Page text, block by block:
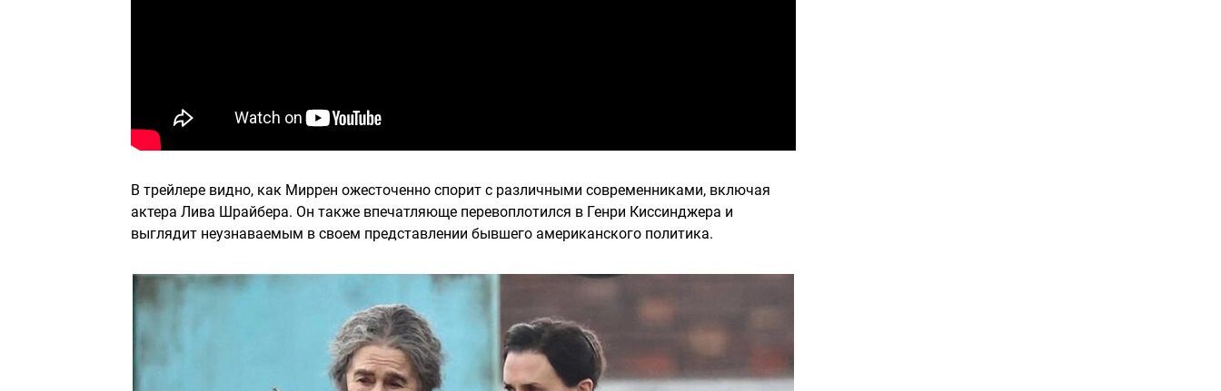
В трейлере видно, как Миррен ожесточенно спорит с различными современниками, включая
актера Лива Шрайбера. Он также впечатляюще перевоплотился в Генри Киссинджера и
выглядит неузнаваемым в своем представлении бывшего американского политика.